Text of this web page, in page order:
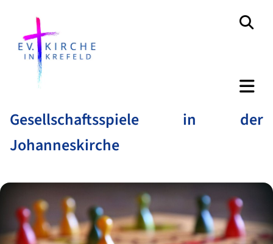
Gesellschaftsspiele in der
Johanneskirche